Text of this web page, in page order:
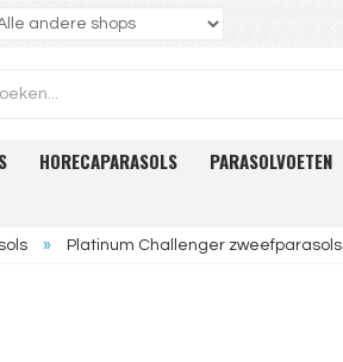
HORECAPARASOLS PARASOLVOETEN
» Platinum Challenger zweefparasols